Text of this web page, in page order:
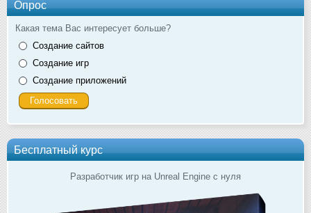
Опрос
Какая тема Вас интересует больше?
Создание сайтов
Создание игр
Создание приложений
Бесплатный курс
Разработчик игр на Unreal Engine с нуля